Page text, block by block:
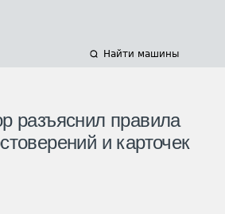
Найти машины
разъяснил правила
и карточек